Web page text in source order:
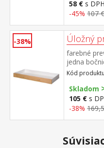
58 € s DPH
-45% 107
-38% Úložný
farebné
jedna
buk
342B,
60342,
Kód
Skladom
105 € s
-38%